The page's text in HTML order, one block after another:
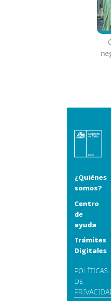
¿Quiénes
somos?
Centro
de
ayuda
Trámites
Digitales
POLÍTICAS
DE